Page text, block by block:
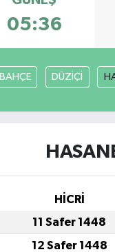
05:36
BAHÇE DÜZİÇİ
HİCRİ
11 Safer 1448
12 Safer 1448